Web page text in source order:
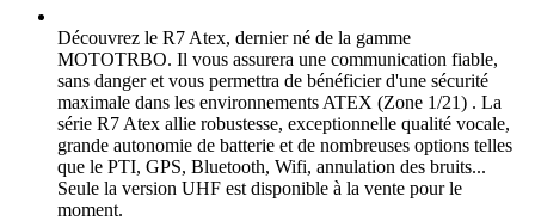
Découvrez le R7 Atex, dernier né de la gamme
MOTOTRBO. Il vous assurera une communication fiable,
sans danger et vous permettra de bénéficier d'une sécurité
maximale dans les environnements ATEX (Zone 1/21) . La
série R7 Atex allie robustesse, exceptionnelle qualité vocale,
grande autonomie de batterie et de nombreuses options telles
que le PTI, GPS, Bluetooth, Wifi, annulation des bruits...
Seule la version UHF est disponible à la vente pour le
moment.